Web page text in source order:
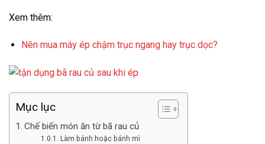
Xem thêm:
Nên mua máy ép chậm trục ngang hay trục dọc?
Mục lục
Chế biến món ăn từ bã rau củ
Làm bánh hoặc bánh mì